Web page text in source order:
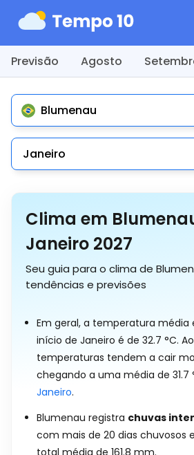
Previsão Agosto
Blumenau
Janeiro
Clima em
Janeiro 2027
Seu guia para o clima de
tendências e previsões
Em geral, a temperatura média
início de Janeiro é de 32.7 °C.
temperaturas tendem a cair
chegando a uma média de 31.7
Janeiro.
Blumenau registra chuvas
com mais de 20 dias chuvosos
total média de 161.8 mm.